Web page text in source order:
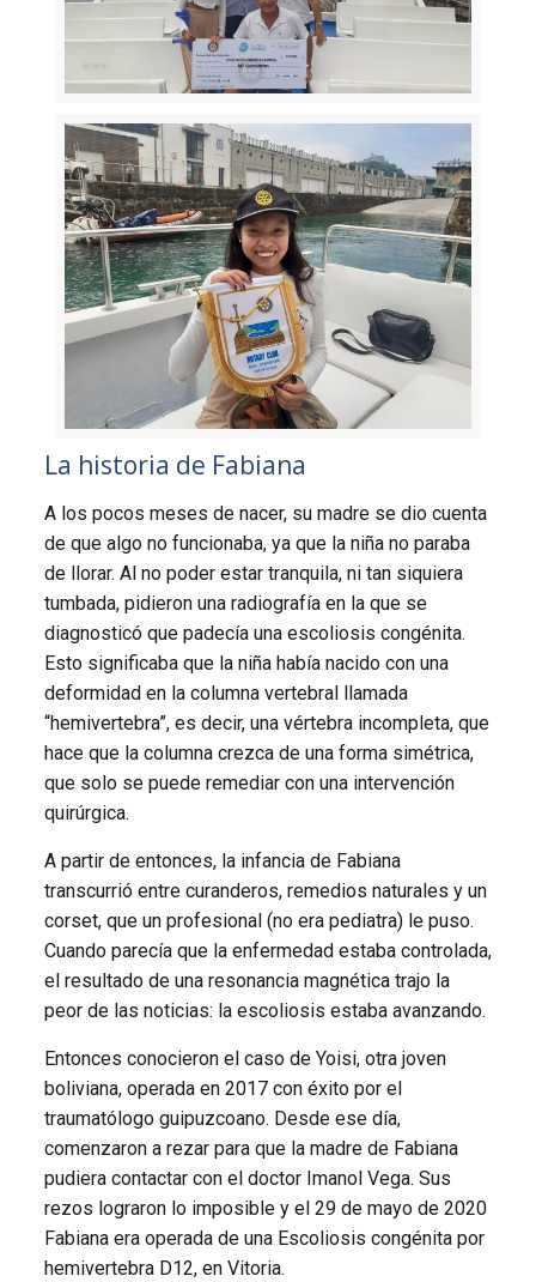
La historia de Fabiana
A los pocos meses de nacer, su madre se dio cuenta
de que algo no funcionaba, ya que la niña no paraba
de llorar. Al no poder estar tranquila, ni tan siquiera
tumbada, pidieron una radiografía en la que se
diagnosticó que padecía una escoliosis congénita.
Esto significaba que la niña había nacido con una
deformidad en la columna vertebral llamada
“hemivertebra”, es decir, una vértebra incompleta, que
hace que la columna crezca de una forma simétrica,
que solo se puede remediar con una intervención
quirúrgica.
A partir de entonces, la infancia de Fabiana
transcurrió entre curanderos, remedios naturales y un
corset, que un profesional (no era pediatra) le puso.
Cuando parecía que la enfermedad estaba controlada,
el resultado de una resonancia magnética trajo la
peor de las noticias: la escoliosis estaba avanzando.
Entonces conocieron el caso de Yoisi, otra joven
boliviana, operada en 2017 con éxito por el
traumatólogo guipuzcoano. Desde ese día,
comenzaron a rezar para que la madre de Fabiana
pudiera contactar con el doctor Imanol Vega. Sus
rezos lograron lo imposible y el 29 de mayo de 2020
Fabiana era operada de una Escoliosis congénita por
hemivertebra D12, en Vitoria.